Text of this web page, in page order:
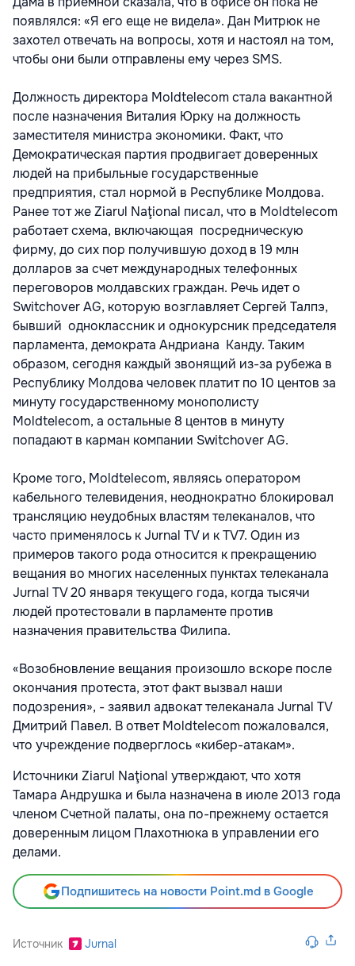
появлялся: «Я его еще не видела». Дан Митрюк не
захотел отвечать на вопросы, хотя и настоял на том,
чтобы они были отправлены ему через SMS.
Должность директора Moldtelecom стала вакантной
после назначения Виталия Юрку на должность
заместителя министра экономики. Факт, что
Демократическая партия продвигает доверенных
людей на прибыльные государственные
предприятия, стал нормой в Республике Молдова.
Ранее тот же Ziarul Naţional писал, что в Moldtelecom
работает схема, включающая посредническую
фирму, до сих пор получившую доход в 19 млн
долларов за счет международных телефонных
переговоров молдавских граждан. Речь идет о
Switchover AG, которую возглавляет Сергей Талпэ,
бывший одноклассник и однокурсник председателя
парламента, демократа Андриана Канду. Таким
образом, сегодня каждый звонящий из-за рубежа в
Республику Молдова человек платит по 10 центов за
минуту государственному монополисту
Moldtelecom, а остальные 8 центов в минуту
попадают в карман компании Switchover AG.
Кроме того, Moldtelecom, являясь оператором
кабельного телевидения, неоднократно блокировал
трансляцию неудобных властям телеканалов, что
часто применялось к Jurnal TV и к TV7. Один из
примеров такого рода относится к прекращению
вещания во многих населенных пунктах телеканала
Jurnal TV 20 января текущего года, когда тысячи
людей протестовали в парламенте против
назначения правительства Филипа.
«Возобновление вещания произошло вскоре после
окончания протеста, этот факт вызвал наши
подозрения», - заявил адвокат телеканала Jurnal TV
Дмитрий Павел. В ответ Moldtelecom пожаловался,
что учреждение подверглось «кибер-атакам».
Источники Ziarul Naţional утверждают, что хотя
Тамара Андрушка и была назначена в июле 2013 года
членом Счетной палаты, она по-прежнему остается
доверенным лицом Плахотнюка в управлении его
делами.
Подпишитесь на новости Point.md в Google
Источник Jurnal